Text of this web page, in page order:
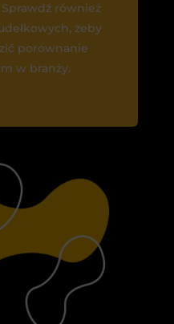
również
żeby
porównanie
w branży.